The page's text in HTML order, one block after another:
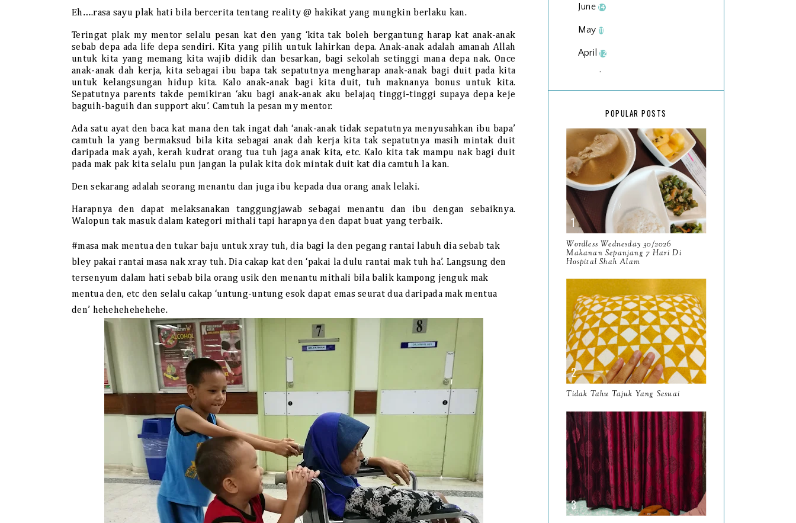
Eh….rasa sayu plak hati bila bercerita tentang reality @ hakikat yang mungkin berlaku kan.
Teringat plak my mentor selalu pesan kat den yang ‘kita tak boleh bergantung harap kat anak-anak
sebab depa ada life depa sendiri. Kita yang pilih untuk lahirkan depa. Anak-anak adalah amanah Allah
untuk kita yang memang kita wajib didik dan besarkan, bagi sekolah setinggi mana depa nak. Once
anak-anak dah kerja, kita sebagai ibu bapa tak sepatutnya mengharap anak-anak bagi duit pada kita
untuk kelangsungan hidup kita. Kalo anak-anak bagi kita duit, tuh maknanya bonus untuk kita.
Sepatutnya parents takde pemikiran ‘aku bagi anak-anak aku belajaq tinggi-tinggi supaya depa keje
baguih-baguih dan support aku’. Camtuh la pesan my mentor.
Ada satu ayat den baca kat mana den tak ingat dah ‘anak-anak tidak sepatutnya menyusahkan ibu bapa’
camtuh la yang bermaksud bila kita sebagai anak dah kerja kita tak sepatutnya masih mintak duit
daripada mak ayah, kerah kudrat orang tua tuh jaga anak kita, etc. Kalo kita tak mampu nak bagi duit
pada mak pak kita selalu pun jangan la pulak kita dok mintak duit kat dia camtuh la kan.
Den sekarang adalah seorang menantu dan juga ibu kepada dua orang anak lelaki.
Harapnya den dapat melaksanakan tanggungjawab sebagai menantu dan ibu dengan sebaiknya.
Walopun tak masuk dalam kategori mithali tapi harapnya den dapat buat yang terbaik.
#masa mak mentua den tukar baju untuk xray tuh, dia bagi la den pegang rantai labuh dia sebab tak
bley pakai rantai masa nak xray tuh. Dia cakap kat den ‘pakai la dulu rantai mak tuh ha’. Langsung den
tersenyum dalam hati sebab bila orang usik den menantu mithali bila balik kampong jenguk mak
mentua den, etc den selalu cakap ‘untung-untung esok dapat emas seurat dua daripada mak mentua
den’ hehehehehehehe.
June14
May 11
April12
March
2025134
December15
November
October 13
September
August8
June10
May9
April9
March11
January 14
2024130
December 19
November 12
October
POPULAR POSTS
Wordless Wednesday 30/2026
Makanan Sepanjang 7 Hari Di
Hospital Shah Alam
Tidak Tahu Tajuk Yang Sesuai